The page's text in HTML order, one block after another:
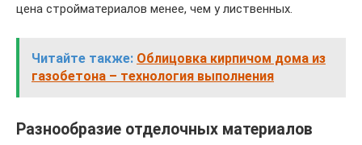
цена стройматериалов менее, чем у лиственных.
Читайте также: Облицовка кирпичом дома из
газобетона – технология выполнения
Разнообразие отделочных материалов